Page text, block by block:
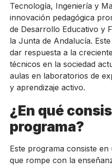
Tecnología, Ingeniería y
innovación pedagógica
de Desarrollo Educativo y
la Junta de Andalucía.
dar respuesta a la
técnicos en la sociedad
aulas en laboratorios de
y aprendizaje activo.
¿En qué
programa?
Este programa consiste
que rompe con la